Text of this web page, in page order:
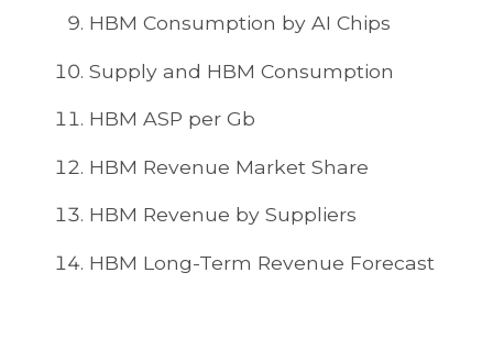
HBM Consumption by AI Chips
Supply and HBM Consumption
HBM ASP per Gb
HBM Revenue Market Share
HBM Revenue by Suppliers
HBM Long-Term Revenue Forecast